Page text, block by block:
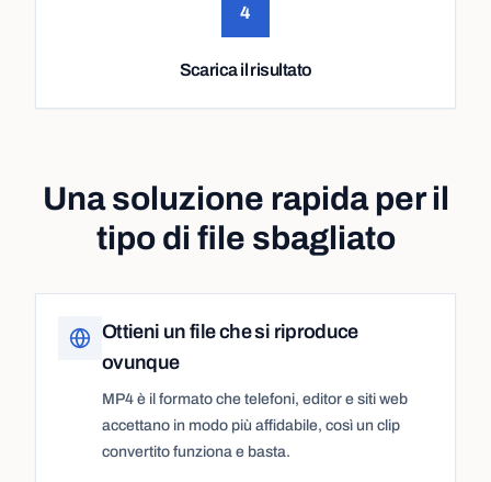
4
Scarica il risultato
Una soluzione rapida per il
tipo di file sbagliato
Ottieni un file che si riproduce
ovunque
MP4 è il formato che telefoni, editor e siti web
accettano in modo più affidabile, così un clip
convertito funziona e basta.